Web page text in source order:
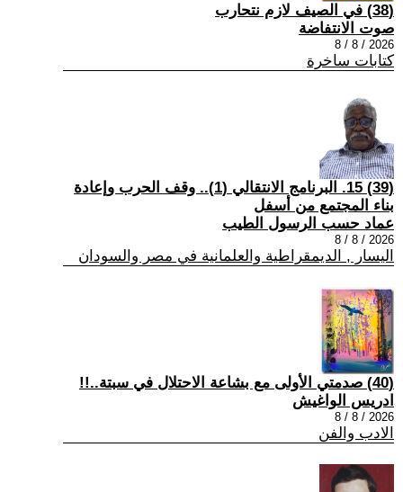
(38) في الصيف لازم نتحارب
صوت الانتفاضة
2026 / 8 / 8
كتابات ساخرة
(39) 15. البرنامج الانتقالي (1).. وقف الحرب وإعادة
بناء المجتمع من أسفل
عماد حسب الرسول الطيب
2026 / 8 / 8
اليسار , الديمقراطية والعلمانية في مصر والسودان
(40) صدمتي الأولى مع بشاعة الاحتلال في سبتة..!!
ادريس الواغيش
2026 / 8 / 8
الادب والفن